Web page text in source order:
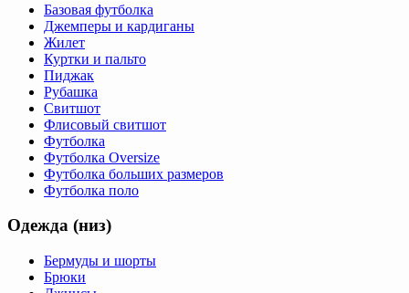
Базовая футболка
Джемперы и кардиганы
Жилет
Куртки и пальто
Пиджак
Рубашка
Свитшот
Флисовый свитшот
Футболка
Футболка Oversize
Футболка больших размеров
Футболка поло
Одежда (низ)
Бермуды и шорты
Брюки